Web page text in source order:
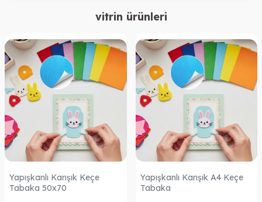
vitrin ürünleri
Yapışkanlı Karışık Keçe
Tabaka 50x70
Yapışkanlı Karışık A4 Keçe
Tabaka